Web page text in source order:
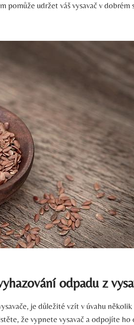
udržet váš vysavač v dobrém
odpadu z
je důležité vzít v úvahu
že vypnete vysavač a odpojíte